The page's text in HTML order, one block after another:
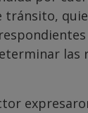
tránsito,
las